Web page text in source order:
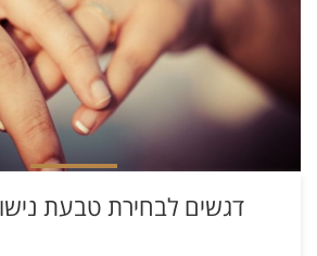
דגשים לבחירת טבעת